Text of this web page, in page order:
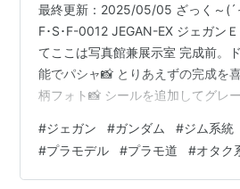
最終更新：2025/05/05 ざっく～(´
F･S･F-0012 JEGAN-EX ジェガン
てここは写真館兼展示室 完成前。
能でパシャ📸 とりあえずの完成を
柄フォト📸 シールを追加してグレ
も何かしら新しい 物語があってほ
す！2025年5月5日 令和7年 RGM-
JEGAN-EX ジェガンＥＸを造りま
#ジェガン #ガンダム #ジム系統
#プラモデル #プラモ道 #オタク